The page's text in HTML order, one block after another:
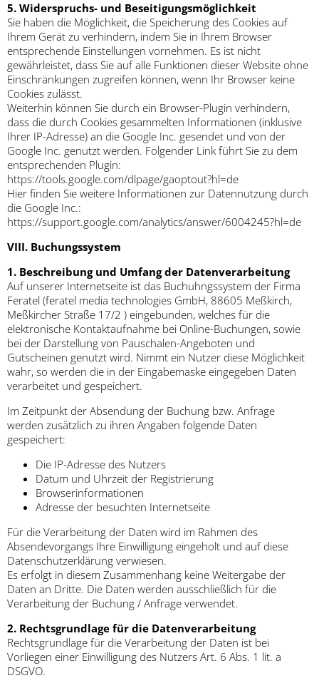
5. Widerspruchs- und Beseitigungsmöglichkeit
Sie haben die Möglichkeit, die Speicherung des Cookies auf
Ihrem Gerät zu verhindern, indem Sie in Ihrem Browser
entsprechende Einstellungen vornehmen. Es ist nicht
gewährleistet, dass Sie auf alle Funktionen dieser Website ohne
Einschränkungen zugreifen können, wenn Ihr Browser keine
Cookies zulässt.
Weiterhin können Sie durch ein Browser-Plugin verhindern,
dass die durch Cookies gesammelten Informationen (inklusive
Ihrer IP-Adresse) an die Google Inc. gesendet und von der
Google Inc. genutzt werden. Folgender Link führt Sie zu dem
entsprechenden Plugin:
https://tools.google.com/dlpage/gaoptout?hl=de
Hier finden Sie weitere Informationen zur Datennutzung durch
die Google Inc.:
https://support.google.com/analytics/answer/6004245?hl=de
VIII. Buchungssystem
1. Beschreibung und Umfang der Datenverarbeitung
Auf unserer Internetseite ist das Buchuhngssystem der Firma
Feratel (feratel media technologies GmbH, 88605 Meßkirch,
Meßkircher Straße 17/2 ) eingebunden, welches für die
elektronische Kontaktaufnahme bei Online-Buchungen, sowie
bei der Darstellung von Pauschalen-Angeboten und
Gutscheinen genutzt wird. Nimmt ein Nutzer diese Möglichkeit
wahr, so werden die in der Eingabemaske eingegeben Daten
verarbeitet und gespeichert.
Im Zeitpunkt der Absendung der Buchung bzw. Anfrage
werden zusätzlich zu ihren Angaben folgende Daten
gespeichert:
Die IP-Adresse des Nutzers
Datum und Uhrzeit der Registrierung
Browserinformationen
Adresse der besuchten Internetseite
Für die Verarbeitung der Daten wird im Rahmen des
Absendevorgangs Ihre Einwilligung eingeholt und auf diese
Datenschutzerklärung verwiesen.
Es erfolgt in diesem Zusammenhang keine Weitergabe der
Daten an Dritte. Die Daten werden ausschließlich für die
Verarbeitung der Buchung / Anfrage verwendet.
2. Rechtsgrundlage für die Datenverarbeitung
Rechtsgrundlage für die Verarbeitung der Daten ist bei
Vorliegen einer Einwilligung des Nutzers Art. 6 Abs. 1 lit. a
DSGVO.